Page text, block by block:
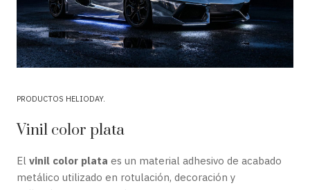
PRODUCTOS HELIODAY
Vinil color plata
El vinil color plata es un material adhesivo de acabado
metálico utilizado en rotulación, decoración y